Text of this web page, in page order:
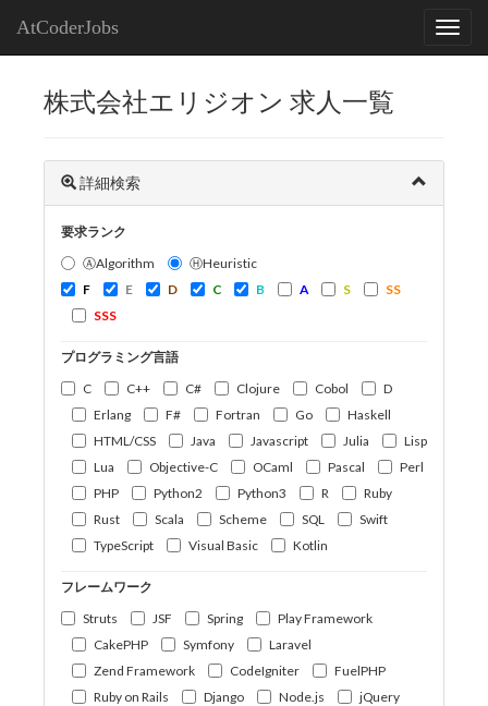
AtCoderJobs
株式会社エリジオン 求人一覧
詳細検索
要求ランク
ⒶAlgorithm
ⒽHeuristic
F
E D C B A S
SS
SSS
プログラミング言語
C
C++ C# Clojure Cobol
D
Erlang
F# Fortran Go
Haskell
HTML/CSS
Java Javascript Julia
Lisp
Lua
Objective-C OCaml Pascal
Perl
PHP
Python2 Python3 R
Ruby
Rust
Scala Scheme SQL
Swift
TypeScript
Visual Basic Kotlin
フレームワーク
Struts
JSF Spring
Play Framework
CakePHP
Symfony
Laravel
Zend Framework
CodeIgniter
FuelPHP
Ruby on Rails
Django Node.js
jQuery